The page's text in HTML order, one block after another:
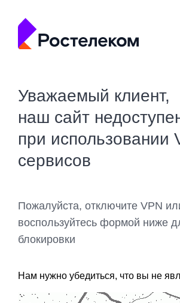
Уважаемый клиент,
наш сайт
при использовании
сервисов
Пожалуйста, отключите VPN
воспользуйтесь формой ниже
блокировки
Нам нужно убедиться, что вы не